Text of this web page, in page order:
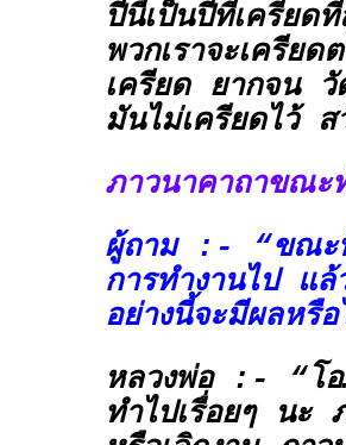
ปีนี้เป็นปีที่เครียด
พวกเราจะเครีย
เครียด ยากจน วั
มันไม่เครียดไว้ ส
ภาวนาคาถาขณะ
ผู้ถาม :- “ขณะที่
การทำงานไป แล้
อย่างนี้จะมีผลหรือ
หลวงพ่อ :- “โอ
ทำไปเรื่อยๆ นะ